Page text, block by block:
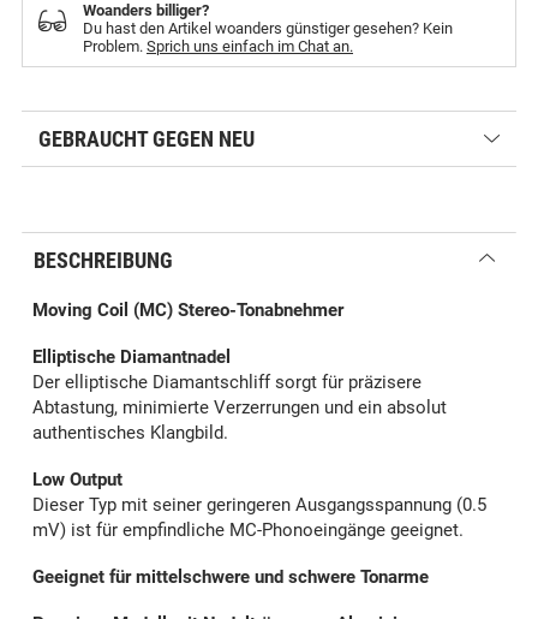
Woanders billiger?
Du hast den Artikel woanders günstiger gesehen? Kein
Problem. Sprich uns einfach im Chat an.
GEBRAUCHT GEGEN NEU
BESCHREIBUNG
Moving Coil (MC) Stereo-Tonabnehmer
Elliptische Diamantnadel
Der elliptische Diamantschliff sorgt für präzisere
Abtastung, minimierte Verzerrungen und ein absolut
authentisches Klangbild.
Low Output
Dieser Typ mit seiner geringeren Ausgangsspannung (0.5
mV) ist für empfindliche MC-Phonoeingänge geeignet.
Geeignet für mittelschwere und schwere Tonarme